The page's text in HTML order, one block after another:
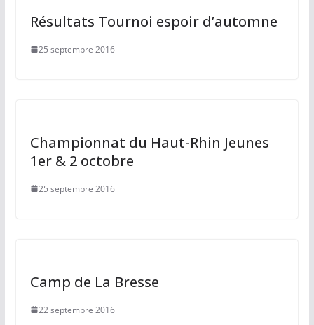
Résultats Tournoi espoir d’automne
25 septembre 2016
Championnat du Haut-Rhin Jeunes
1er & 2 octobre
25 septembre 2016
Camp de La Bresse
22 septembre 2016